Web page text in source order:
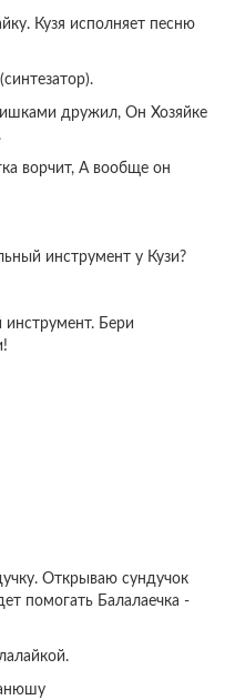
Кузя исполняет песню
дружил, Он Хозяйке
ворчит, А вообще он
инструмент у Кузи?
инструмент. Бери
Открываю сундучок
помогать Балалаечка -